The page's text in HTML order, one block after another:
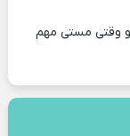
وقتی مستی مهم